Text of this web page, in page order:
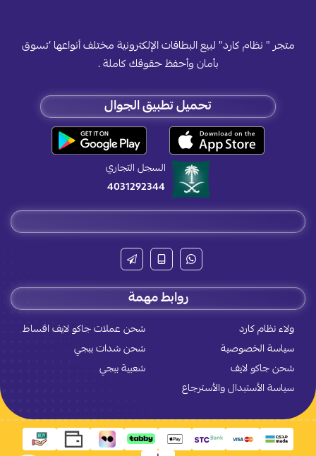
متجر " نظام كارد" لبيع البطاقات الإلكترونية مختلف أنواعها ’تسوق
بأمان وأحفظ حقوقك كاملة .
تحميل تطبيق الجوال
السجل التجاري
4031292344
روابط مهمة
ولاء نظام كارد
شحن عملات جاكو لايف اقساط
سياسة الخصوصية
شحن شدات ببجي
شحن جاكو لايف
شعبية ببجي
سياسة الأستبدال والأسترجاع